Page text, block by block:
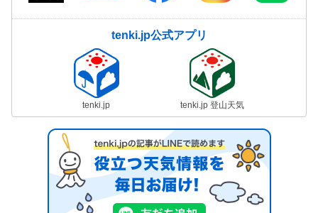
tenki.jp公式アプリ
tenki.jp tenki.jp 登山天気